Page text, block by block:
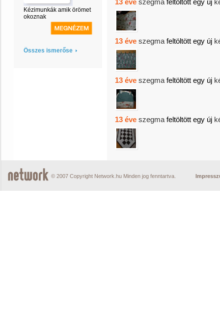
Kézimunkák amik örömet
okoznak
Összes ismerőse
13 éve szegma feltöltött egy új
13 éve szegma feltöltött egy új
13 éve szegma feltöltött egy új
13 éve szegma feltöltött egy új
© 2007 Copyright Network.hu Minden jog fenntartva.